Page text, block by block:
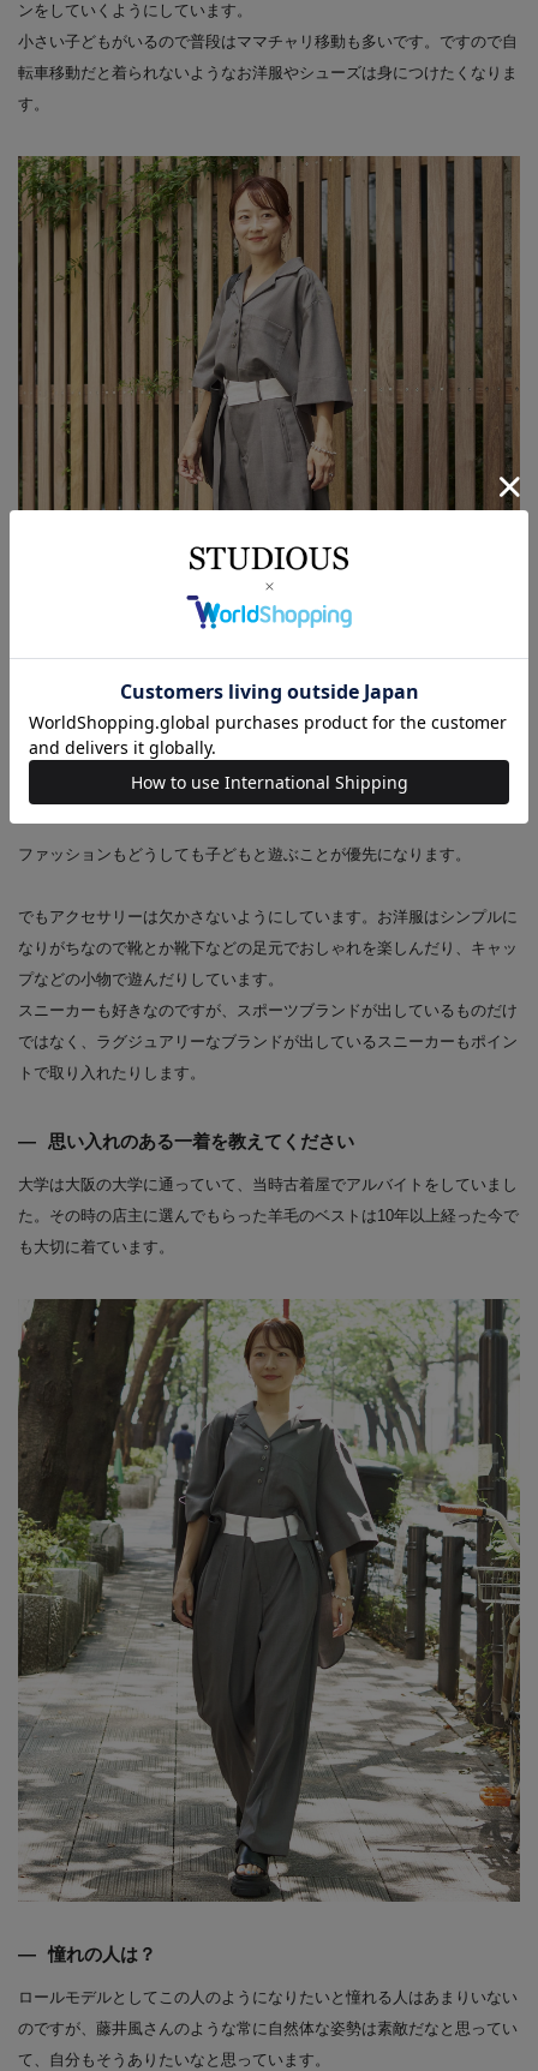
ンをしていくようにしています。
小さい子どもがいるので普段はママチャリ移動も多いです。ですので自
転車移動だと着られないようなお洋服やシューズは身につけたくなりま
す。
休日の過ごし方とファッションのポイントは？
ファッションもどうしても子どもと遊ぶことが優先になります。
でもアクセサリーは欠かさないようにしています。お洋服はシンプルに
なりがちなので靴とか靴下などの足元でおしゃれを楽しんだり、キャッ
プなどの小物で遊んだりしています。
スニーカーも好きなのですが、スポーツブランドが出しているものだけ
ではなく、ラグジュアリーなブランドが出しているスニーカーもポイン
トで取り入れたりします。
思い入れのある一着を教えてください
大学は大阪の大学に通っていて、当時古着屋でアルバイトをしていまし
た。その時の店主に選んでもらった羊毛のベストは10年以上経った今で
も大切に着ています。
憧れの人は？
ロールモデルとしてこの人のようになりたいと憧れる人はあまりいない
のですが、藤井風さんのような常に自然体な姿勢は素敵だなと思ってい
て、自分もそうありたいなと思っています。